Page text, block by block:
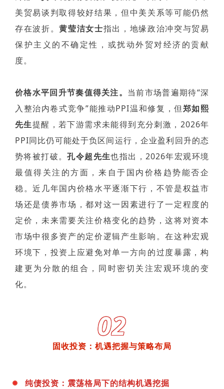
美贸易谈判取得较好结果，但中美关系等可能仍然
存在波折。黄莹洁女士指出，地缘政治冲突与贸易
保护主义的不确定性，或扰动外贸对经济的贡献
度。
价格水平回升节奏值得关注。 当前市场普遍期待“深
入整治内卷式竞争”能推动PPI温和修复，但郑如熙
先生提醒，若下游需求未能得到充分刺激，2026年
PPI同比仍可能处于负区间运行，企业盈利回升的态
势将被打破。孔令超先生也指出，2026年宏观环境
最值得关注的方面，来自于国内价格趋势能否企
稳。近几年国内价格水平逐渐下行，不管是权益市
场还是债券市场，都对这一因素进行了一定程度的
定价，未来需要关注价格变化的趋势，这将对资本
市场中很多资产的定价逻辑产生影响。在这种宏观
环境下，投资上应避免对单一方向的过度暴露，构
建更为分散的组合，同时密切关注宏观环境的变
化。
02
固收投资：机遇把握与策略布局
纯债投资：震荡格局下的结构机遇挖掘